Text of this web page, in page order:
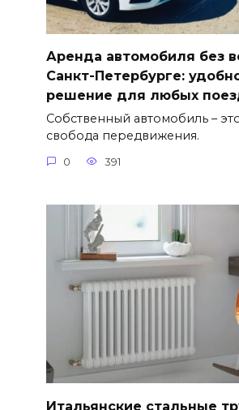
Аренда автомобиля без
Санкт-Петербурге:
решение для любых
Собственный автомобиль –
свобода передвижения.
0 391
Итальянские стальные